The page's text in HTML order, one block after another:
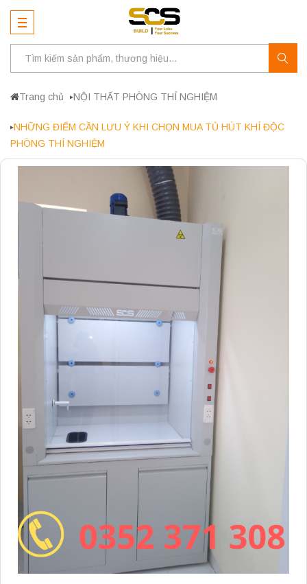
Trang chủ NỘI THẤT PHÒNG THÍ NGHIỆM
NHỮNG ĐIỂM CẦN LƯU Ý KHI CHỌN MUA TỦ HÚT KHÍ ĐỘC
PHÒNG THÍ NGHIỆM